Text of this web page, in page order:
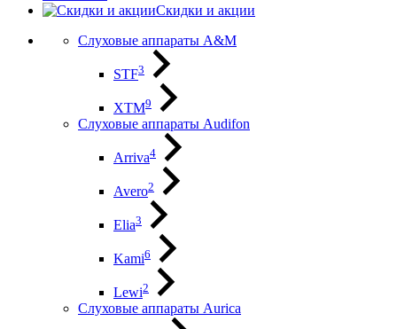
Скидки и акции
Слуховые аппараты A&M
STF3
XTM9
Слуховые аппараты Audifon
Arriva4
Avero2
Elia3
Kami6
Lewi2
Слуховые аппараты Aurica